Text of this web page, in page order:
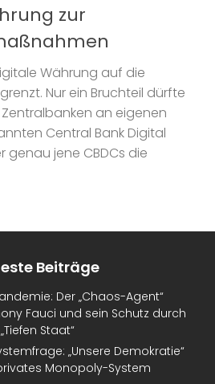
zur
Währung auf die
Nur ein Bruchteil dürfte
an eigenen
Central Bank Digital
genau jene CBDCs die
Beiträge
Der „Chaos-Agent“
Fauci und sein Schutz durch
Staat“
„Unsere Demokratie“
Monopoly-System